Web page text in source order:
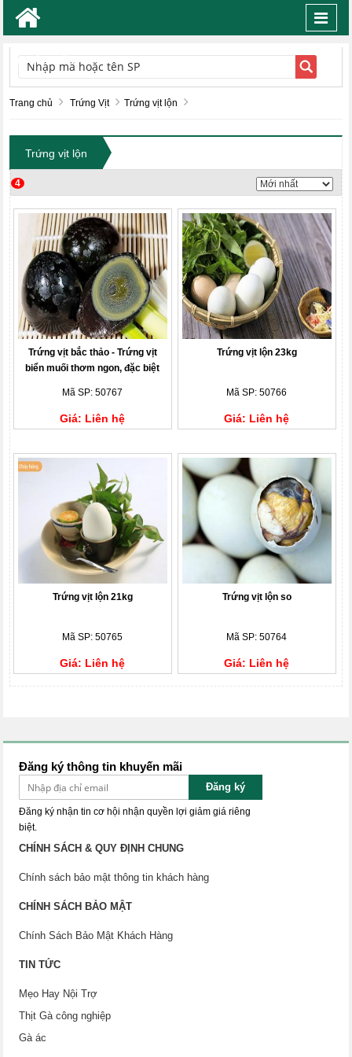
TÌM KIẾM
Trang chủ Trứng Vịt Trứng vịt lộn
Trứng vịt lộn
4
Trứng vịt bắc thảo - Trứng vịt
biển muối thơm ngon, đặc biệt
Mã SP: 50767
Giá: Liên hệ
Trứng vịt lộn 23kg
Mã SP: 50766
Giá: Liên hệ
Trứng vịt lộn 21kg
Mã SP: 50765
Giá: Liên hệ
Trứng vịt lộn so
Mã SP: 50764
Giá: Liên hệ
Đăng ký thông tin khuyến mãi
Đăng ký
Đăng ký nhận tin cơ hội nhận quyền lợi giảm giá riêng
biệt.
CHÍNH SÁCH & QUY ĐỊNH CHUNG
Chính sách bảo mật thông tin khách hàng
CHÍNH SÁCH BẢO MẬT
Chính Sách Bảo Mật Khách Hàng
TIN TỨC
Mẹo Hay Nội Trợ
Thịt Gà công nghiệp
Gà ác